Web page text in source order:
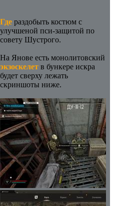
Где раздобыть костюм с
улучшеной пси-защитой по
совету Шустрого.
На Янове есть монолитовский
экзоскелет в бункере искра
будет сверху лежать
скриншоты ниже.